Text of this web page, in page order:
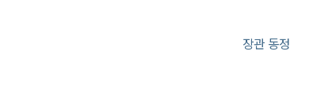
장관 동정